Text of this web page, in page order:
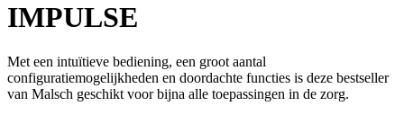
IMPULSE
Met een intuïtieve bediening, een groot aantal
configuratiemogelijkheden en doordachte functies is deze bestseller
van Malsch geschikt voor bijna alle toepassingen in de zorg.